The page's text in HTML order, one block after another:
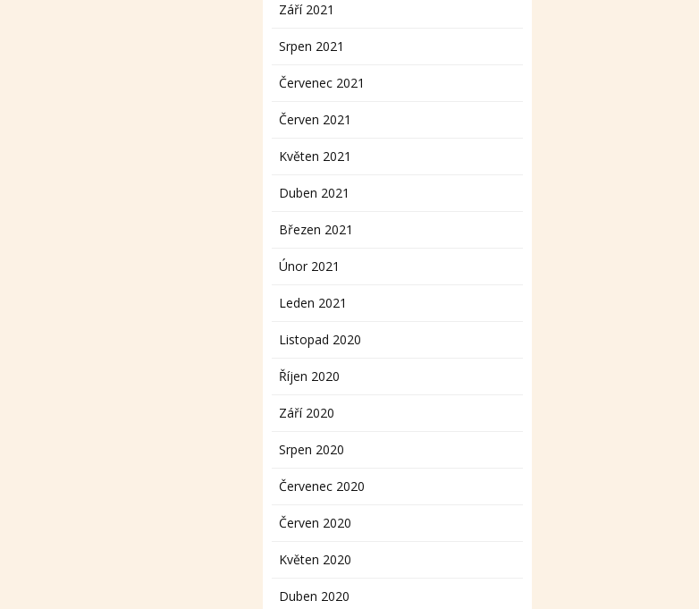
Září 2021
Srpen 2021
Červenec 2021
Červen 2021
Květen 2021
Duben 2021
Březen 2021
Únor 2021
Leden 2021
Listopad 2020
Říjen 2020
Září 2020
Srpen 2020
Červenec 2020
Červen 2020
Květen 2020
Duben 2020